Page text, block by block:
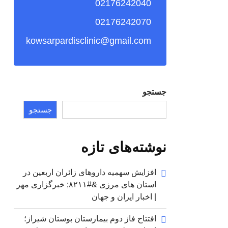
02176242040
02176242070
kowsarpardisclinic@gmail.com
جستجو
جستجو
نوشته‌های تازه
افزایش سهمیه داروهای زائران اربعین در
استان های مرزی &#۸۲۱۱; خبرگزاری مهر
| اخبار ایران و جهان
افتتاح فاز دوم بیمارستان بوستان شیراز؛